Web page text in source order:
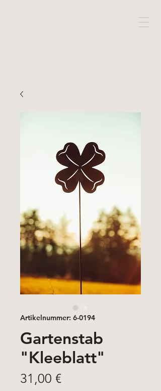
Artikelnummer: 6-0194
Gartenstab
"Kleeblatt"
31,00 €Preis